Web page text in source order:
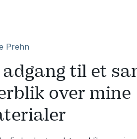
Prehn
adgang til et
over mine